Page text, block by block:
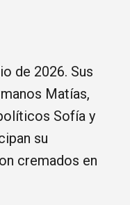
de 2026. Sus
Matías,
Sofía y
su
cremados en